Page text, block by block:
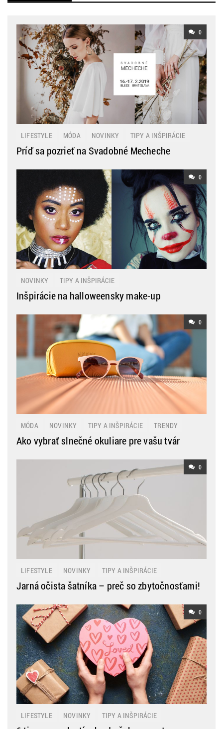
0
Príď sa pozrieť na Svadobné Mecheche
LIFESTYLE MÓDA NOVINKY TIPY A INŠPIRÁCIE
0
Inšpirácie na halloweensky make-up
NOVINKY TIPY A INŠPIRÁCIE
0
Ako vybrať slnečné okuliare pre vašu tvár
MÓDA NOVINKY TIPY A INŠPIRÁCIE TRENDY
0
Jarná očista šatníka – preč so zbytočnosťami!
LIFESTYLE NOVINKY TIPY A INŠPIRÁCIE
0
LIFESTYLE NOVINKY TIPY A INŠPIRÁCIE